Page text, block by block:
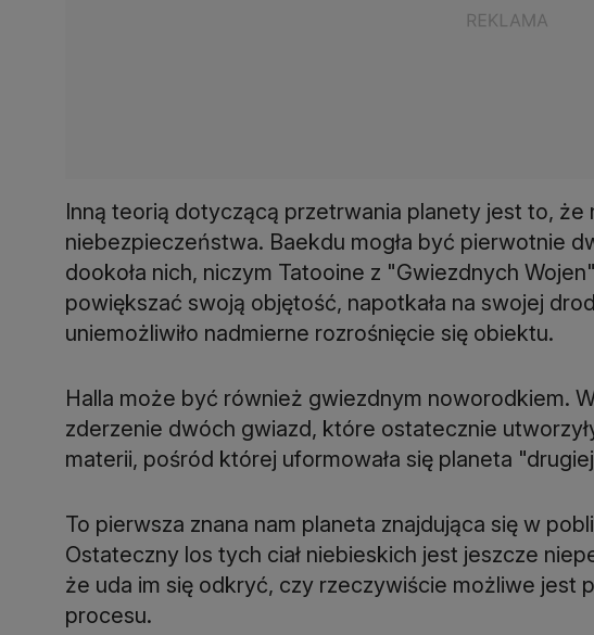
Inną teorią dotyczącą przetrwania planety jest to, że
niebezpieczeństwa. Baekdu mogła być pierwotnie
dookoła nich, niczym Tatooine z "Gwiezdnych
powiększać swoją objętość, napotkała na swojej
uniemożliwiło nadmierne rozrośnięcie się obiektu.
Halla może być również gwiezdnym noworodkiem.
zderzenie dwóch gwiazd, które ostatecznie
materii, pośród której uformowała się planeta
To pierwsza znana nam planeta znajdująca się w
Ostateczny los tych ciał niebieskich jest jeszcze
że uda im się odkryć, czy rzeczywiście możliwe jest
procesu.